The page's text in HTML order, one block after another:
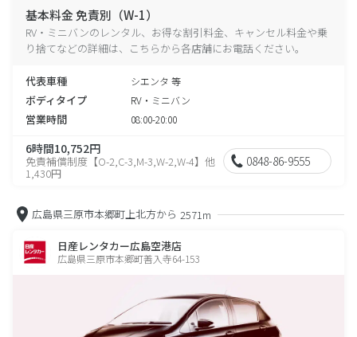
基本料金 免責別（W-1）
RV・ミニバンのレンタル、お得な割引料金、キャンセル料金や乗
り捨てなどの詳細は、こちらから各店舗にお電話ください。
代表車種 シエンタ 等
ボディタイプ RV・ミニバン
営業時間 08:00-20:00
6時間10,752円
免責補償制度【O-2,C-3,M-3,W-2,W-4】他
1,430円
0848-86-9555
広島県三原市本郷町上北方から 2571m
日産レンタカー広島空港店
広島県三原市本郷町善入寺64-153